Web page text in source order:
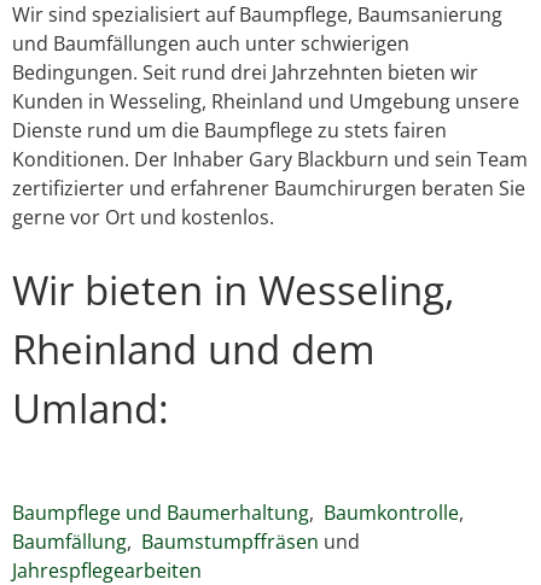
Wir sind spezialisiert auf Baumpflege, Baumsanierung
und Baumfällungen auch unter schwierigen
Bedingungen. Seit rund drei Jahrzehnten bieten wir
Kunden in Wesseling, Rheinland und Umgebung unsere
Dienste rund um die Baumpflege zu stets fairen
Konditionen. Der Inhaber Gary Blackburn und sein Team
zertifizierter und erfahrener Baumchirurgen beraten Sie
gerne vor Ort und kostenlos.
Wir bieten in Wesseling,
Rheinland und dem
Umland:
Baumpflege und Baumerhaltung, Baumkontrolle,
Baumfällung, Baumstumpffräsen und
Jahrespflegearbeiten